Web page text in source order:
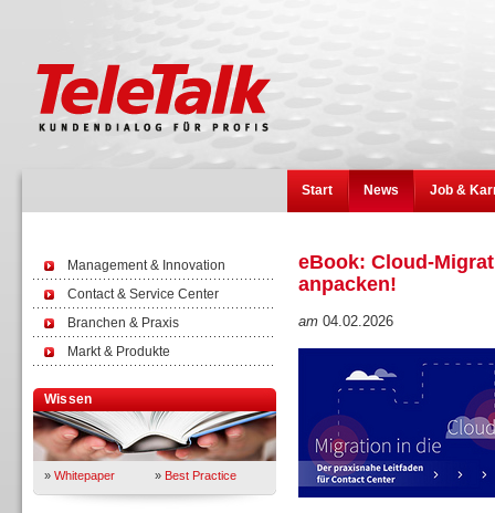
Start News Job &
Management & Innovation
Contact & Service Center
Branchen & Praxis
Markt & Produkte
Wissen
» Whitepaper » Best Practice
eBook: Cloud-
anpacken!
am 04.02.2026